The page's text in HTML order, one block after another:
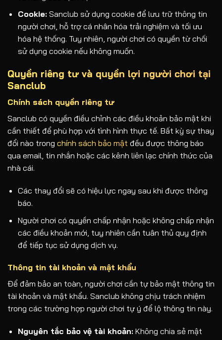
Cookie:Sanclub sử dụng cookie để lưu trữ thông tin
người chơi, hỗ trợ cá nhân hóa trải nghiệm và tối ưu
hóa hệ thống. Tuy nhiên, người chơi có quyền từ chối
sử dụng cookie nếu không muốn.
Quyền riêng tư và quyền lợi người chơi tại
Sanclub
Chính sách quyền riêng tư
Sanclub có quyền điều chỉnh các điều khoản bảo mật khi
cần thiết để phù hợp với tình hình thực tế. Bất kỳ sự thay
đổi nào trong chính sách bảo mật đều được thông báo
qua email, tin nhắn hoặc các kênh liên lạc chính thức của
nhà cái.
Các thay đổi sẽ có hiệu lực ngay sau khi được thông
báo.
Người chơi có quyền chấp nhận hoặc không chấp nhận
các điều khoản mới, tuy nhiên cần tuân thủ quy định
để tiếp tục sử dụng dịch vụ.
Thông tin tài khoản và mật khẩu
Để đảm bảo an toàn, người chơi cần tự bảo mật thông tin
tài khoản và mật khẩu. Sanclub không chịu trách nhiệm
trong các trường hợp người chơi tự ý để lộ thông tin này.
Nguyên tắc bảo vệ tài khoản:Không chia sẻ mật